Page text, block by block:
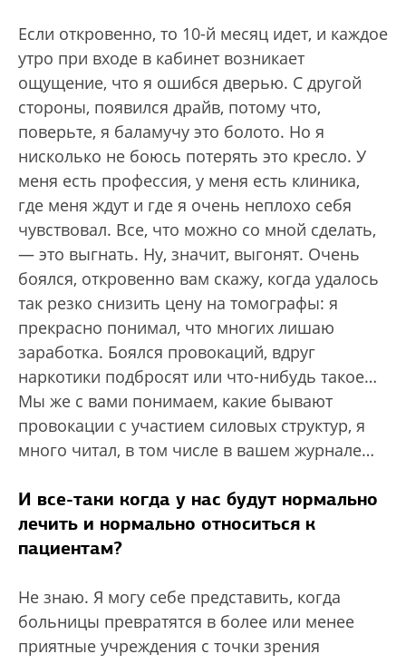
Если откровенно, то 10-й месяц идет, и каждое
утро при входе в кабинет возникает
ощущение, что я ошибся дверью. С другой
стороны, появился драйв, потому что,
поверьте, я баламучу это болото. Но я
нисколько не боюсь потерять это кресло. У
меня есть профессия, у меня есть клиника,
где меня ждут и где я очень неплохо себя
чувствовал. Все, что можно со мной сделать,
— это выгнать. Ну, значит, выгонят. Очень
боялся, откровенно вам скажу, когда удалось
так резко снизить цену на томографы: я
прекрасно понимал, что многих лишаю
заработка. Боялся провокаций, вдруг
наркотики подбросят или что-нибудь такое…
Мы же с вами понимаем, какие бывают
провокации с участием силовых структур, я
много читал, в том числе в вашем журнале…
И все-таки когда у нас будут нормально
лечить и нормально относиться к
пациентам?
Не знаю. Я могу себе представить, когда
больницы превратятся в более или менее
приятные учреждения с точки зрения